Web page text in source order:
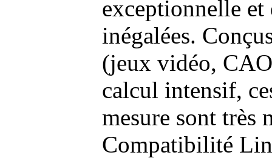
exceptionnelle et
inégalées.
(jeux vidéo,
calcul intensif,
mesure sont très
Compatibilité